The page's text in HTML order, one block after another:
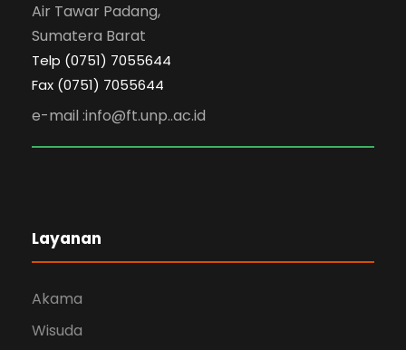
Air Tawar Padang,
Sumatera Barat
Telp (0751) 7055644
Fax (0751) 7055644
e-mail :info@ft.unp..ac.id
Layanan
Akama
Wisuda